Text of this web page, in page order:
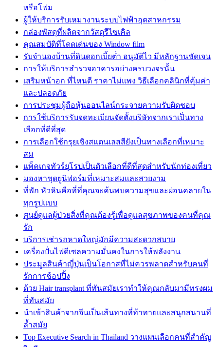
หรือโฟม
ผู้ให้บริการรับเหมางานระบบไฟฟ้าอุตสาหกรรม
กล่องพัสดุที่ผลิตจากวัสดุรีไซเคิล
คุณสมบัติที่โดดเด่นของ Window film
รับจำนองบ้านที่ดินดอกเบี้ยต่ำ อนุมัติไว มีหลักฐานชัดเจน
การให้บริการสำรวจอาคารอย่างครบวงจรนั้น
เสริมหน้าอก ที่ไหนดี ราคาไม่แพง วิธีเลือกคลินิกที่คุ้มค่า
และปลอดภัย
การประชุมผู้ถือหุ้นออนไลน์กระจายความรับผิดชอบ
การใช้บริการรับจดทะเบียนจัดตั้งบริษัทจากเราเป็นทาง
เลือกที่ดีที่สุด
การเลือกใช้กรุยเชิงสแตนเลสสียังเป็นทางเลือกที่เหมาะ
สม
แพ็คเกจทัวร์ยุโรปเป็นตัวเลือกที่ดีที่สุดสำหรับนักท่องเที่ยว
มองหาชุดยูนิฟอร์มที่เหมาะสมและสวยงาม
ที่พัก หัวหินคือที่ที่คุณจะค้นพบความสุขและผ่อนคลายใน
ทุกรูปแบบ
ศูนย์ดูแลผู้ป่วยสิ่งที่คุณต้องรู้เพื่อดูแลสุขภาพของคนที่คุณ
รัก
บริการเช่ารถหาดใหญ่มักมีความสะดวกสบาย
เครื่องปั่นไฟดีเซลความมั่นคงในการให้พลังงาน
ประมูลสินค้าญี่ปุ่นเป็นโอกาสที่ไม่ควรพลาดสำหรับคนที่
รักการช้อปปิ้ง
ด้วย Hair transplant ที่ทันสมัยเราทำให้คุณกลับมามีทรงผม
ที่ทันสมัย
นำเข้าสินค้าจากจีนเป็นเส้นทางที่ท้าทายและสนุกสนานที่
ล้ำสมัย
Top Executive Search in Thailand วางแผนเลือกคนที่สำคัญ